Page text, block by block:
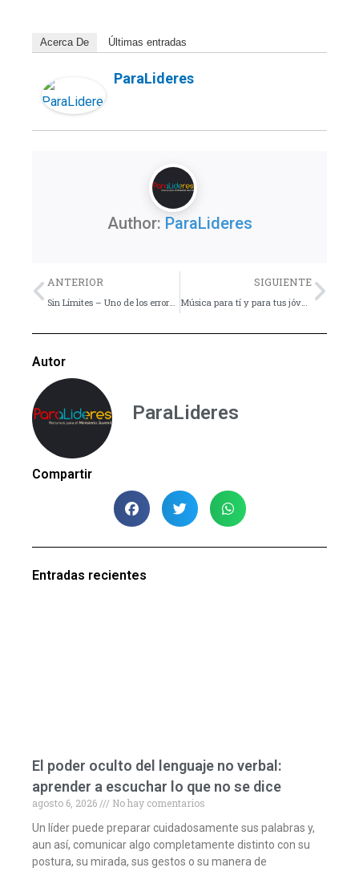
Acerca De Últimas entradas
ParaLideres
Author: ParaLideres
Previo
ANTERIOR
Sin Límites – Uno de los errores en el noviazgo
SIGUIENTE
Música para tí y para tus jóvenes
Autor
ParaLideres
Compartir
Entradas recientes
El poder oculto del lenguaje no verbal:
aprender a escuchar lo que no se dice
agosto 6, 2026
No hay comentarios
Un líder puede preparar cuidadosamente sus palabras y,
aun así, comunicar algo completamente distinto con su
postura, su mirada, sus gestos o su manera de